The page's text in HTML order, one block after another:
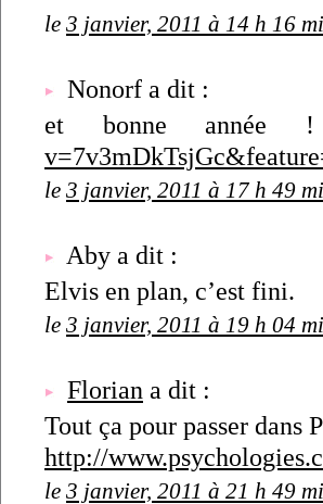
le 3 janvier, 2011 à 14 h 16
Nonorf a dit :
et bonne année
le 3 janvier, 2011 à 17 h 49
Aby a dit :
Elvis en plan, c’est fini.
le 3 janvier, 2011 à 19 h 04
Florian a dit :
Tout ça pour passer dans
http://
le 3 janvier, 2011 à 21 h 49